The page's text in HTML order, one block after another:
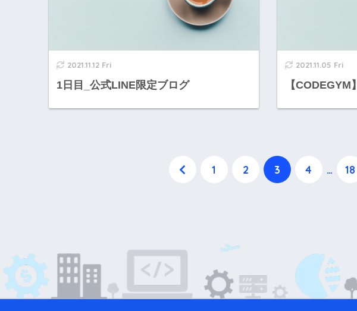
2021.11.12 Fri
1日目_公式LINE限定ブログ
2021.11.05 Fri
【CODEGYM】
1 2 3 4 … 18